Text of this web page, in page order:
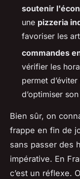
soutenir
une pizzeria
favoriser les
commandes
vérifier les
permet
d’optimiser
Bien sûr, on
frappe en fin de
sans passer des
impérative. En
c’est un réflexe.